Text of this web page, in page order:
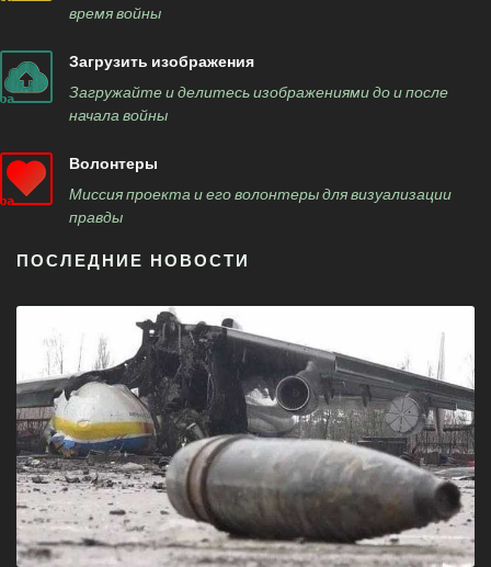
время войны
Загрузить изображения
Загружайте и делитесь изображениями до и после
начала войны
Волонтеры
Миссия проекта и его волонтеры для визуализации
правды
ПОСЛЕДНИЕ НОВОСТИ